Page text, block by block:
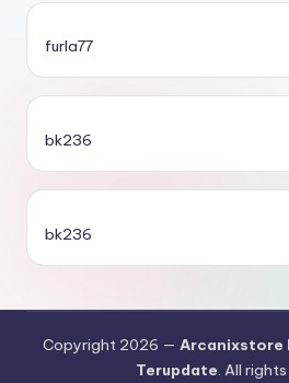
furla77
bk236
bk236
Copyright 2026 — Arcanixstore
Terupdate. All